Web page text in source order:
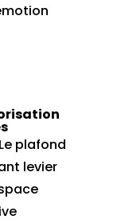
plafond
levier